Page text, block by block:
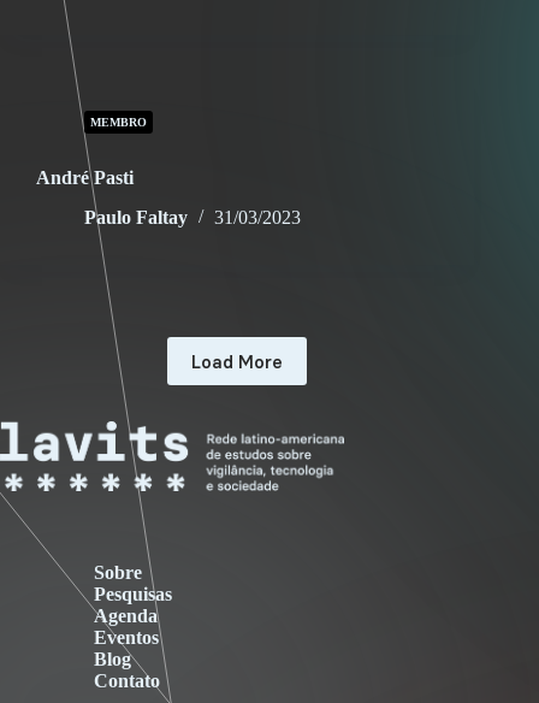
MEMBRO
André Pasti
Paulo Faltay
31/03/2023
Load More
Sobre
Pesquisas
Agenda
Eventos
Blog
Contato